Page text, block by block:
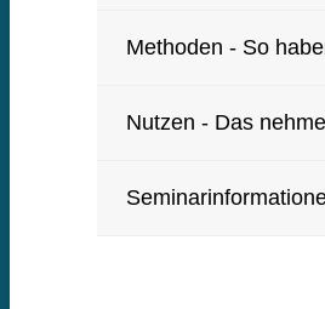
Methoden - So
Nutzen - Das